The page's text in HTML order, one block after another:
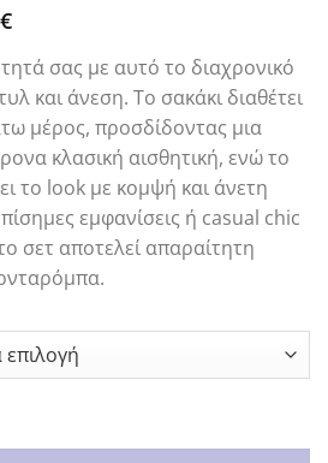
€Η
τρέχουσα
τιμή
είναι:
55,00 €.
σας με αυτό το διαχρονικό
και άνεση. Το σακάκι διαθέτει
μέρος, προσδίδοντας μια
κλασική αισθητική, ενώ το
το look με κομψή και άνετη
εμφανίσεις ή casual chic
σετ αποτελεί απαραίτητη